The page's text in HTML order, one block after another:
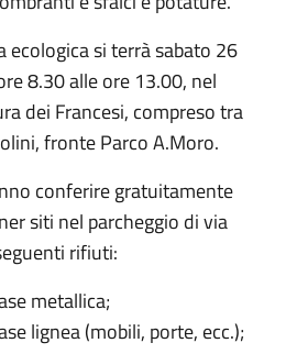
ecologica si terrà sabato 26
8.30 alle ore 13.00, nel
dei Francesi, compreso tra
fronte Parco A.Moro.
conferire gratuitamente
siti nel parcheggio di via
rifiuti:
metallica;
lignea (mobili, porte, ecc.);